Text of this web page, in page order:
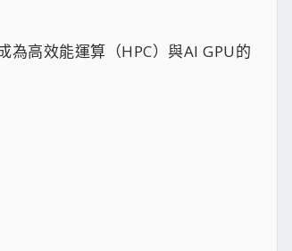
高效能運算（HPC）與AI GPU的